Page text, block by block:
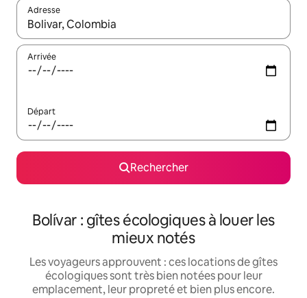
Adresse
Lorsque les résultats s'affichent, utilisez les flèches vers le
Arrivée
Départ
Rechercher
Bolívar : gîtes écologiques à louer les
mieux notés
Les voyageurs approuvent : ces locations de gîtes
écologiques sont très bien notées pour leur
emplacement, leur propreté et bien plus encore.